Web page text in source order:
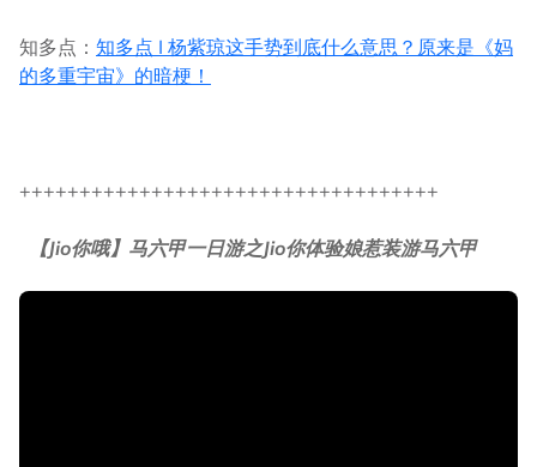
知多点： 知多点 I 杨紫琼这手势到底什么意思？原来是《妈
的多重宇宙》的暗梗！
+++++++++++++++++++++++++++++++++++
【Jio你哦】马六甲一日游之Jio你体验娘惹装游马六甲